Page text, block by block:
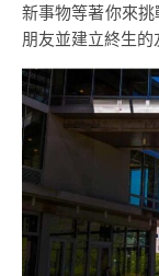
新事物等著你來
朋友並建立終生的